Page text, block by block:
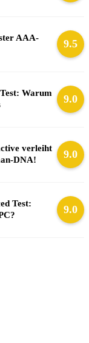
AAA-
9.5
Warum
9.0
verleiht
DNA!
9.0
Test:
9.0